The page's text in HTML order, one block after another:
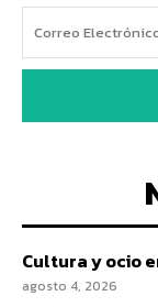
Cultura y ocio
agosto 4, 2026